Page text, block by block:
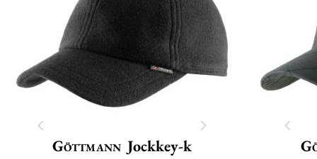
Göttmann Jockkey-k